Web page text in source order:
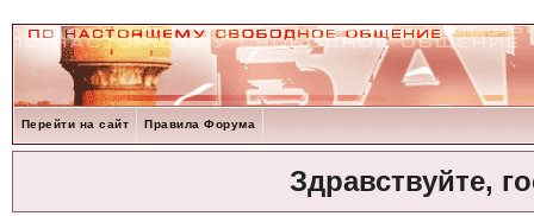
Перейти на сайт Правила Форума
Здравствуйте,